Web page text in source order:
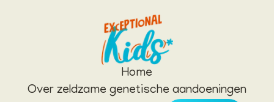
Home
Over zeldzame genetische aandoeningen